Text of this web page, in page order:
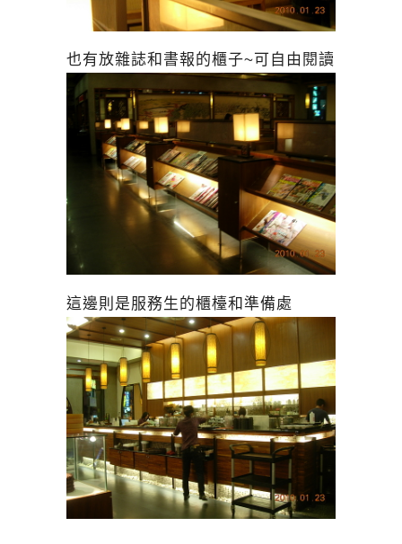
也有放雜誌和書報的櫃子~可自由閱讀
這邊則是服務生的櫃檯和準備處